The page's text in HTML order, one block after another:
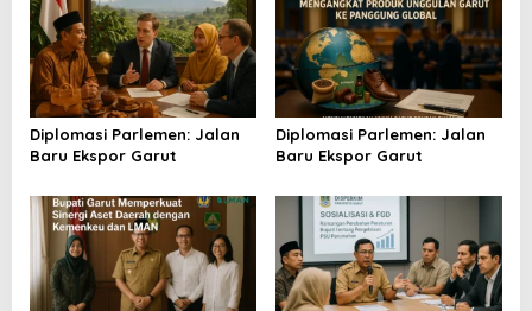
Diplomasi Parlemen: Jalan
Baru Ekspor Garut
Diplomasi Parlemen: Jalan
Baru Ekspor Garut